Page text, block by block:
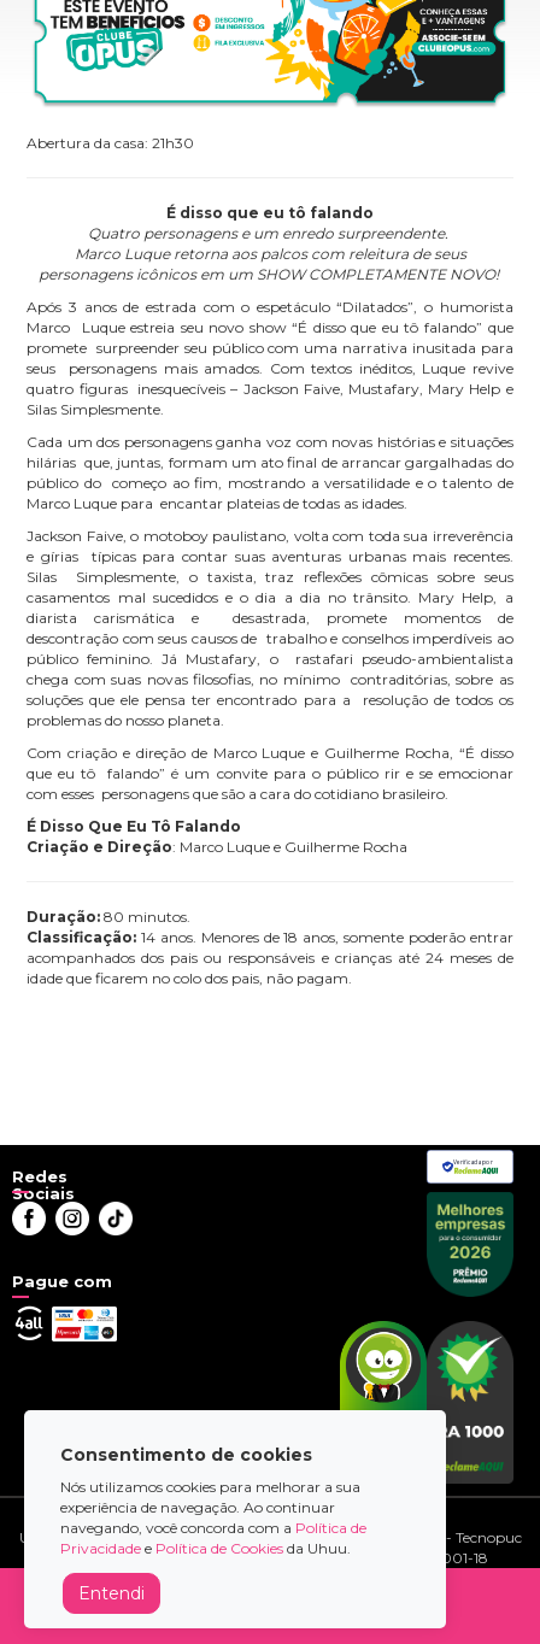
Consentimento de cookies
Nós utilizamos cookies para melhorar a sua
experiência de navegação. Ao continuar
navegando, você concorda com a Política de
Privacidade e Política de Cookies da Uhuu.
Entendi
Abertura da casa: 21h30
É disso que eu tô falando
Quatro personagens e um enredo surpreendente.
Marco Luque retorna aos palcos com releitura de seus
personagens icônicos em um SHOW COMPLETAMENTE NOVO!
Após 3 anos de estrada com o espetáculo “Dilatados”, o humorista
Marco Luque estreia seu novo show “É disso que eu tô falando” que
promete surpreender seu público com uma narrativa inusitada para
seus personagens mais amados. Com textos inéditos, Luque revive
quatro figuras inesquecíveis – Jackson Faive, Mustafary, Mary Help e
Silas Simplesmente.
Cada um dos personagens ganha voz com novas histórias e situações
hilárias que, juntas, formam um ato final de arrancar gargalhadas do
público do começo ao fim, mostrando a versatilidade e o talento de
Marco Luque para encantar plateias de todas as idades.
Jackson Faive, o motoboy paulistano, volta com toda sua irreverência
e gírias típicas para contar suas aventuras urbanas mais recentes.
Silas Simplesmente, o taxista, traz reflexões cômicas sobre seus
casamentos mal sucedidos e o dia a dia no trânsito. Mary Help, a
diarista carismática e desastrada, promete momentos de
descontração com seus causos de trabalho e conselhos imperdíveis ao
público feminino. Já Mustafary, o rastafari pseudo-ambientalista
chega com suas novas filosofias, no mínimo contraditórias, sobre as
soluções que ele pensa ter encontrado para a resolução de todos os
problemas do nosso planeta.
Com criação e direção de Marco Luque e Guilherme Rocha, “É disso
que eu tô falando” é um convite para o público rir e se emocionar
com esses personagens que são a cara do cotidiano brasileiro.
É Disso Que Eu Tô Falando
Criação e Direção: Marco Luque e Guilherme Rocha
Duração: 80 minutos.
Classificação: 14 anos. Menores de 18 anos, somente poderão entrar
acompanhados dos pais ou responsáveis e crianças até 24 meses de
idade que ficarem no colo dos pais, não pagam.
Redes
Sociais
Pague com
Verificada por
© 2026 - uhuu.com
Uhuu.com Tecnologia LTDA | Av. Ipiranga, 6681 - Prédio 95-A - Tecnopuc
- Porto Alegre/RS - CEP 90610-970 | CNPJ 28.269.175/0001-18